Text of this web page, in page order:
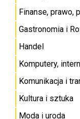
Finanse, prawo,
Gastronomia i
Handel
Komputery,
Komunikacja i
Kultura i sztuka
Moda i uroda